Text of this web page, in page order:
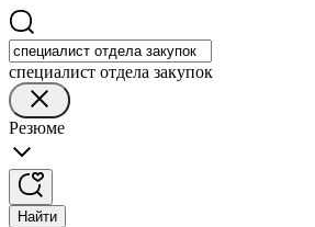
специалист отдела закупок
Резюме
Найти